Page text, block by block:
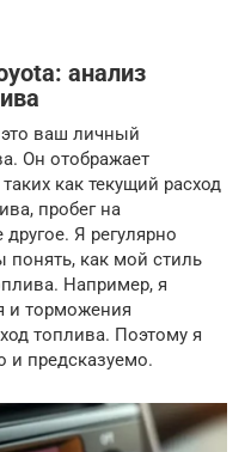
анализ
ваш личный
Он отображает
как текущий расход
пробег на
Я регулярно
понять, как мой стиль
Например, я
и торможения
топлива. Поэтому я
и предсказуемо.